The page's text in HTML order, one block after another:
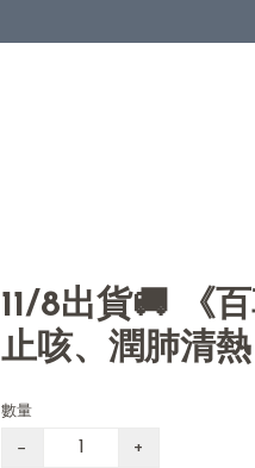
11/8出貨🚚 《
止咳、潤肺清
數量
− +